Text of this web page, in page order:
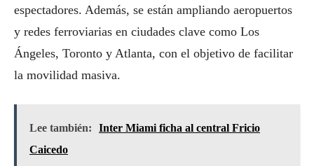
espectadores. Además, se están ampliando aeropuertos
y redes ferroviarias en ciudades clave como Los
Ángeles, Toronto y Atlanta, con el objetivo de facilitar
la movilidad masiva.
Lee también:
Inter Miami ficha al central Fricio
Caicedo